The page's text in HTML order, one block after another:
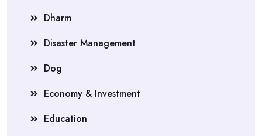
Dharm
Disaster Management
Dog
Economy & Investment
Education